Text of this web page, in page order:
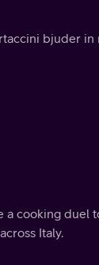
bjuder
a cooking duel
Italy.